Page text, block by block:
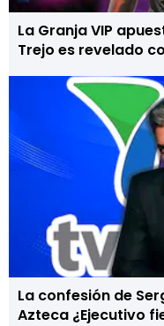
La Granja VIP
Trejo es revelado
La confesión de
Azteca ¿Ejecutivo